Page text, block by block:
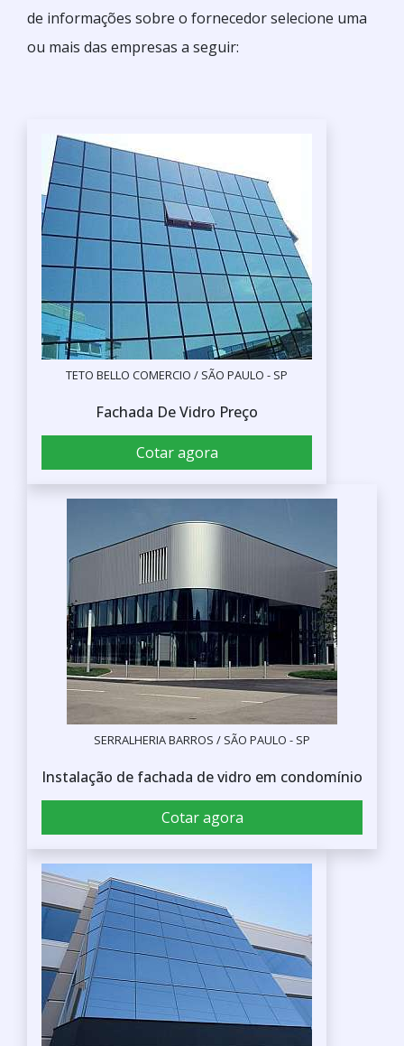
de informações sobre o fornecedor selecione uma
ou mais das empresas a seguir:
TETO BELLO COMERCIO / SÃO PAULO - SP
Fachada De Vidro Preço
Cotar agora
SERRALHERIA BARROS / SÃO PAULO - SP
Instalação de fachada de vidro em condomínio
Cotar agora